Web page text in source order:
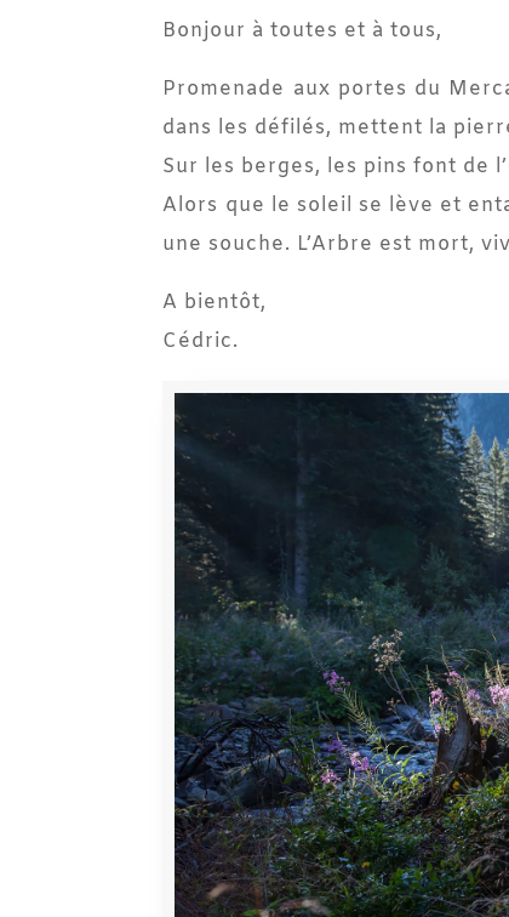
Bonjour à toutes et à tous,
Promenade aux portes du
dans les défilés, mettent la
Sur les berges, les pins font de
Alors que le soleil se lève et
une souche. L’Arbre est mort,
A bientôt,
Cédric.